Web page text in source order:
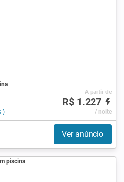
)
A partir de
R$ 1.227
/ noite
Ver anúncio